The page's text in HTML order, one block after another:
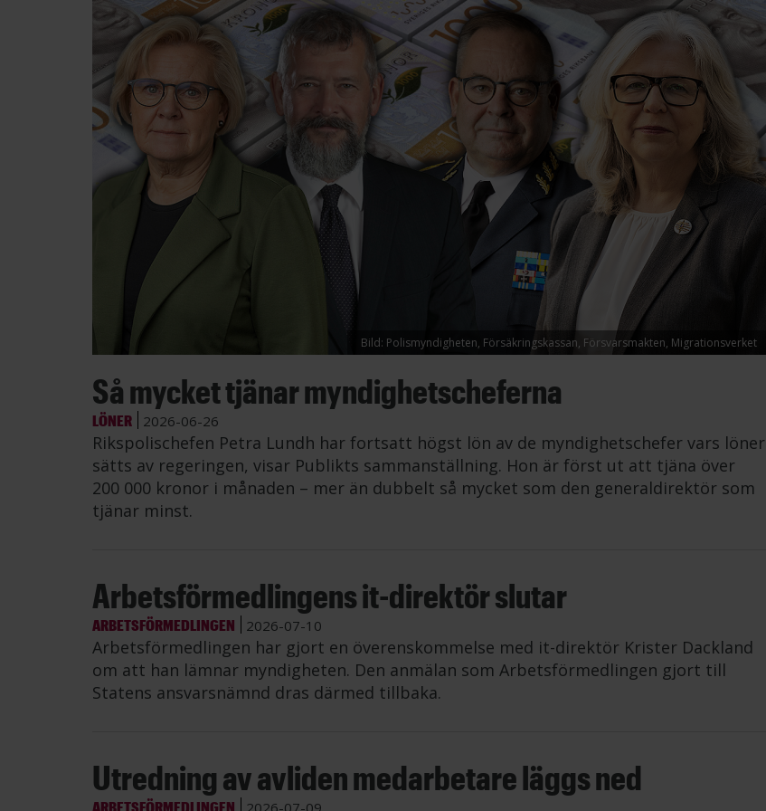
Bild: Polismyndigheten, Försäkringskassan, Försvarsmakten, Migrationsverket
Så mycket tjänar myndighetscheferna
LÖNER 2026-06-26
Rikspolischefen Petra Lundh har fortsatt högst lön av de myndighetschefer vars löner
sätts av regeringen, visar Publikts sammanställning. Hon är först ut att tjäna över
200 000 kronor i månaden – mer än dubbelt så mycket som den generaldirektör som
tjänar minst.
Arbetsförmedlingens it-direktör slutar
ARBETSFÖRMEDLINGEN 2026-07-10
Arbetsförmedlingen har gjort en överenskommelse med it-direktör Krister Dackland
om att han lämnar myndigheten. Den anmälan som Arbetsförmedlingen gjort till
Statens ansvarsnämnd dras därmed tillbaka.
Utredning av avliden medarbetare läggs ned
ARBETSFÖRMEDLINGEN